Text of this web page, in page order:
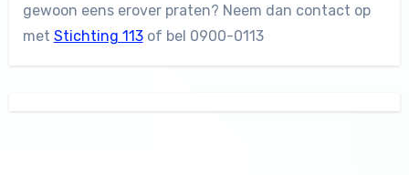
gewoon eens erover praten? Neem dan contact op
met Stichting 113of bel 0900-0113